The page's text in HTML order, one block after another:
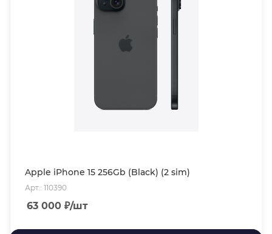
Apple iPhone 15 256Gb (Black) (2 sim)
Арт.: 110390
63 000 ₽/шт